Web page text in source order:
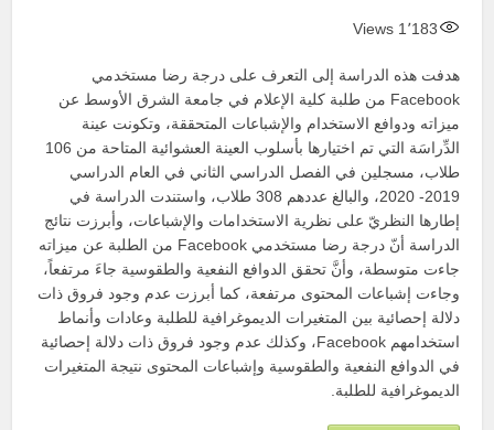
1٬183 Views
هدفت هذه الدراسة إلى التعرف على درجة رضا مستخدمي
Facebook من طلبة كلية الإعلام في جامعة الشرق الأوسط عن
ميزاته ودوافع الاستخدام والإشباعات المتحققة، وتكونت عينة
الدِّراسَة التي تم اختيارها بأسلوب العينة العشوائية المتاحة من 106
طلاب، مسجلين في الفصل الدراسي الثاني في العام الدراسي
2019- 2020، والبالغ عددهم 308 طلاب، واستندت الدراسة في
إطارها النظريّ على نظرية الاستخدامات والإشباعات، وأبرزت نتائج
الدراسة أنّ درجة رضا مستخدمي Facebook من الطلبة عن ميزاته
جاءت متوسطة، وأنَّ تحقق الدوافع النفعية والطقوسية جاءَ مرتفعاً،
وجاءت إشباعات المحتوى مرتفعة، كما أبرزت عدم وجود فروق ذات
دلالة إحصائية بين المتغيرات الديموغرافية للطلبة وعادات وأنماط
استخدامهم Facebook، وكذلك عدم وجود فروق ذات دلالة إحصائية
في الدوافع النفعية والطقوسية وإشباعات المحتوى نتيجة المتغيرات
الديموغرافية للطلبة.